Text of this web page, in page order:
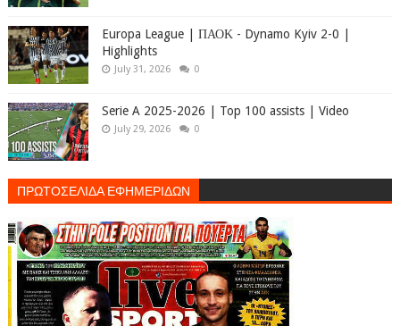
Europa League | ΠΑΟΚ - Dynamo Kyiv 2-0 |
Highlights
July 31, 2026 0
Serie A 2025-2026 | Top 100 assists | Video
July 29, 2026 0
ΠΡΩΤΟΣΕΛΙΔΑ ΕΦΗΜΕΡΙΔΩΝ